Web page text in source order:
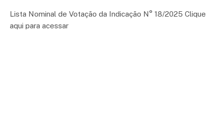
Lista Nominal de Votação da Indicação N° 18/2025 Clique
aqui para acessar